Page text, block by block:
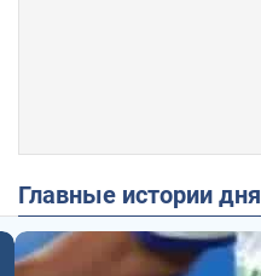
Главные истории дня